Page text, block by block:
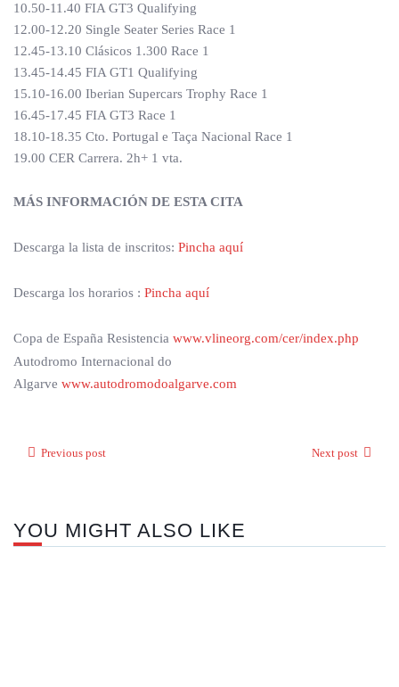
10.50-11.40 FIA GT3 Qualifying
12.00-12.20 Single Seater Series Race 1
12.45-13.10 Clásicos 1.300 Race 1
13.45-14.45 FIA GT1 Qualifying
15.10-16.00 Iberian Supercars Trophy Race 1
16.45-17.45 FIA GT3 Race 1
18.10-18.35 Cto. Portugal e Taça Nacional Race 1
19.00 CER Carrera. 2h+ 1 vta.
MÁS INFORMACIÓN DE ESTA CITA
Descarga la lista de inscritos: Pincha aquí
Descarga los horarios : Pincha aquí
Copa de España Resistencia www.vlineorg.com/cer/index.php
Autodromo Internacional do
Algarve www.autodromodoalgarve.com
Previous post Next post
YOU MIGHT ALSO LIKE